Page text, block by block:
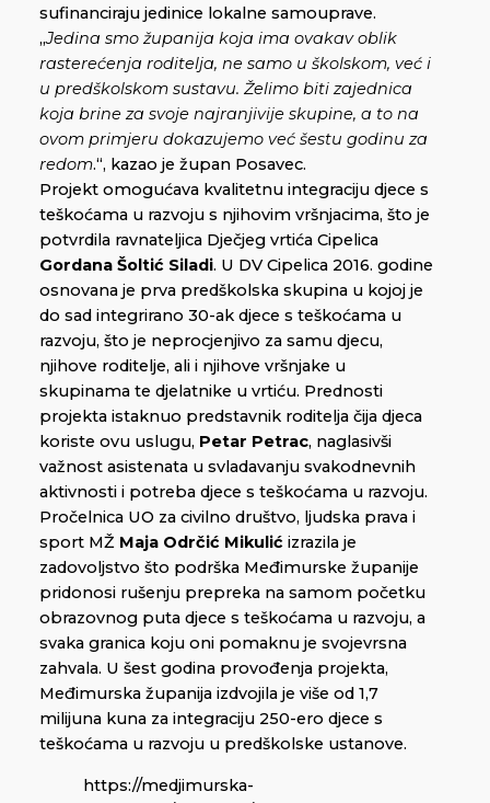
sufinanciraju jedinice lokalne samouprave.
„Jedina smo županija koja ima ovakav oblik
rasterećenja roditelja, ne samo u školskom, već i
u predškolskom sustavu. Želimo biti zajednica
koja brine za svoje najranjivije skupine, a to na
ovom primjeru dokazujemo već šestu godinu za
redom.“, kazao je župan Posavec.
Projekt omogućava kvalitetnu integraciju djece s
teškoćama u razvoju s njihovim vršnjacima, što je
potvrdila ravnateljica Dječjeg vrtića Cipelica
Gordana Šoltić Siladi. U DV Cipelica 2016. godine
osnovana je prva predškolska skupina u kojoj je
do sad integrirano 30-ak djece s teškoćama u
razvoju, što je neprocjenjivo za samu djecu,
njihove roditelje, ali i njihove vršnjake u
skupinama te djelatnike u vrtiću. Prednosti
projekta istaknuo predstavnik roditelja čija djeca
koriste ovu uslugu, Petar Petrac, naglasivši
važnost asistenata u svladavanju svakodnevnih
aktivnosti i potreba djece s teškoćama u razvoju.
Pročelnica UO za civilno društvo, ljudska prava i
sport MŽ Maja Odrčić Mikulić izrazila je
zadovoljstvo što podrška Međimurske županije
pridonosi rušenju prepreka na samom početku
obrazovnog puta djece s teškoćama u razvoju, a
svaka granica koju oni pomaknu je svojevrsna
zahvala. U šest godina provođenja projekta,
Međimurska županija izdvojila je više od 1,7
milijuna kuna za integraciju 250-ero djece s
teškoćama u razvoju u predškolske ustanove.
https://medjimurska-